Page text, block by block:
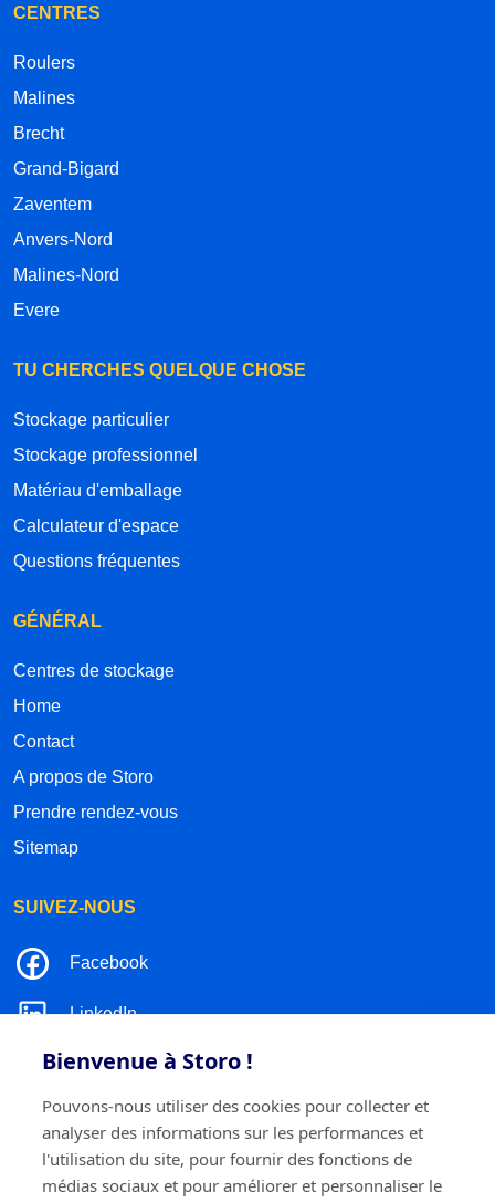
Bienvenue à Storo !
Pouvons-nous utiliser des cookies pour collecter et
analyser des informations sur les performances et
l'utilisation du site, pour fournir des fonctions de
médias sociaux et pour améliorer et personnaliser le
CENTRES
Roulers
Malines
Brecht
Grand-Bigard
Zaventem
Anvers-Nord
Malines-Nord
Evere
TU CHERCHES QUELQUE CHOSE
Stockage particulier
Stockage professionnel
Matériau d'emballage
Calculateur d'espace
Questions fréquentes
GÉNÉRAL
Centres de stockage
Home
Contact
A propos de Storo
Prendre rendez-vous
Sitemap
SUIVEZ-NOUS
Facebook
LinkedIn
Instagram
TikTok